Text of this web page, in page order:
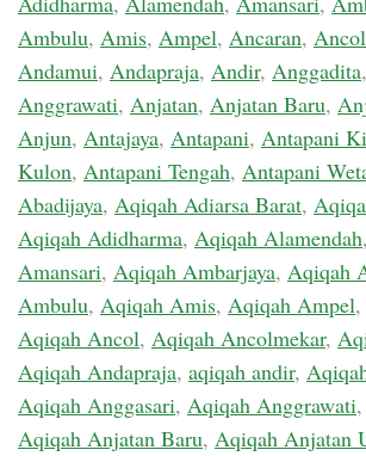
Ambulu, Amis, Ampel, Ancaran, Ancol
Andamui, Andapraja, Andir, Anggadita,
Anggrawati, Anjatan, Anjatan Baru,
Anjun, Antajaya, Antapani, Antapani
Kulon, Antapani Tengah, Antapani
Abadijaya, Aqiqah Adiarsa Barat,
Aqiqah Adidharma, Aqiqah Alamendah,
Amansari, Aqiqah Ambarjaya, Aqiqah
Ambulu, Aqiqah Amis, Aqiqah Ampel,
Aqiqah Ancol, Aqiqah Ancolmekar,
Aqiqah Andapraja, aqiqah andir,
Aqiqah Anggasari, Aqiqah Anggrawati,
Aqiqah Anjatan Baru, Aqiqah Anjatan